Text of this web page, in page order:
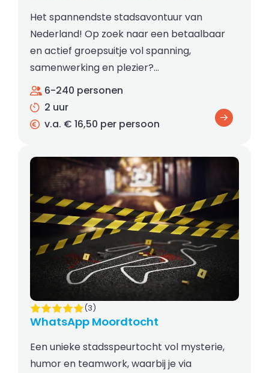
Het spannendste stadsavontuur van
Nederland! Op zoek naar een betaalbaar
en actief groepsuitje vol spanning,
samenwerking en plezier?…
6-240 personen
2 uur
v.a. € 16,50 per persoon
WhatsApp Moordtocht
(3)
Een unieke stadsspeurtocht vol mysterie,
humor en teamwork, waarbij je via